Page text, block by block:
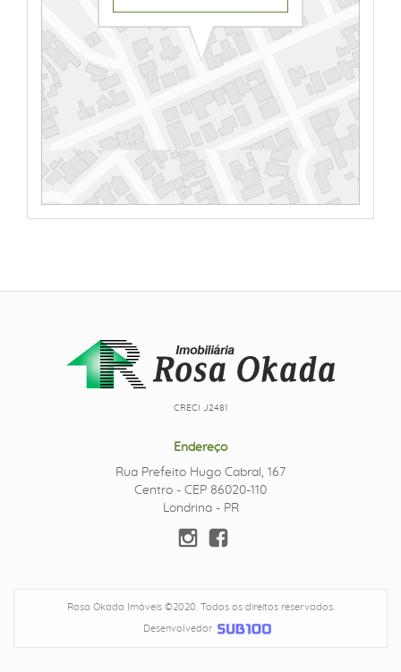
CRECI J2481
Endereço
Rua Prefeito Hugo Cabral, 167
Centro - CEP 86020-110
Londrina - PR
Rosa Okada Imóveis ©2020. Todos os direitos reservados.
Desenvolvedor